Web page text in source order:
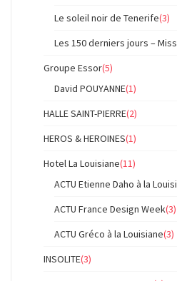
Le soleil noir de Tenerife(3)
Les 150 derniers jours –
Groupe Essor(5)
David POUYANNE(1)
HALLE SAINT-PIERRE(2)
HEROS & HEROINES(1)
Hotel La Louisiane(11)
ACTU Etienne Daho à la
ACTU France Design Week(3)
ACTU Gréco à la Louisiane(3)
INSOLITE(3)